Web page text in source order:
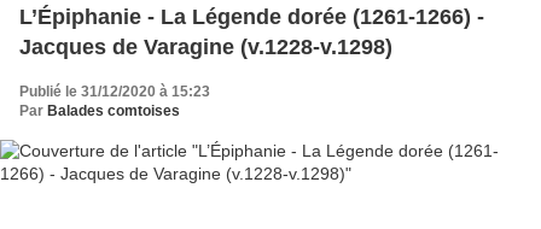
L’Épiphanie - La Légende dorée (1261-1266) -
Jacques de Varagine (v.1228-v.1298)
Publié le 31/12/2020 à 15:23
Par Balades comtoises